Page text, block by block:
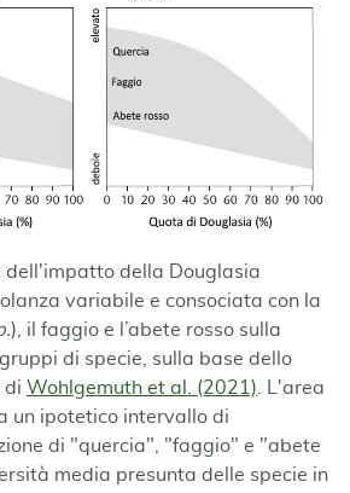
dell'impatto della Douglasia
variabile e consociata con la
), il faggio e l’abete rosso sulla
di specie, sulla base dello
di Wohlgemuth et al. (2021) . L'area
un ipotetico intervallo di
di "quercia", "faggio" e "abete
media presunta delle specie in